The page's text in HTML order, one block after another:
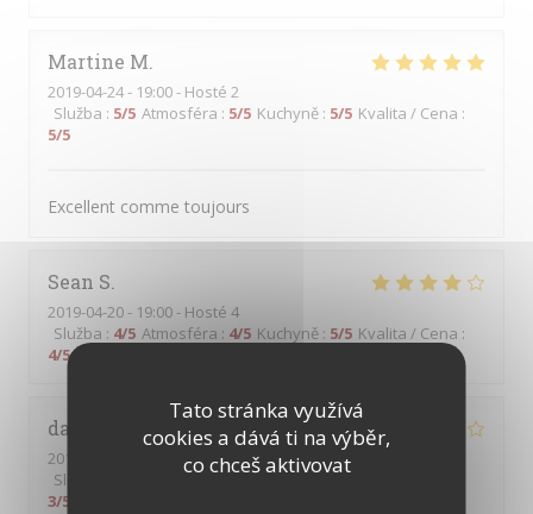
Tato stránka využívá
cookies a dává ti na výběr,
co chceš aktivovat
Martine M
2019-04-24- 19:00 - Hosté 2
Služba : 5/5 Atmosféra : 5/5 Kuchyně : 5/5 Kvalita / Cena :
5/5
Excellent comme toujours
Sean S
2019-04-20- 19:00 - Hosté 4
Služba : 4/5 Atmosféra : 4/5 Kuchyně : 5/5 Kvalita / Cena :
4/5
dario
2019-04-21
- 13:00 - Hosté 5
Služba
Atmosféra: 4/5 Kuchyně: 3/5
3/5